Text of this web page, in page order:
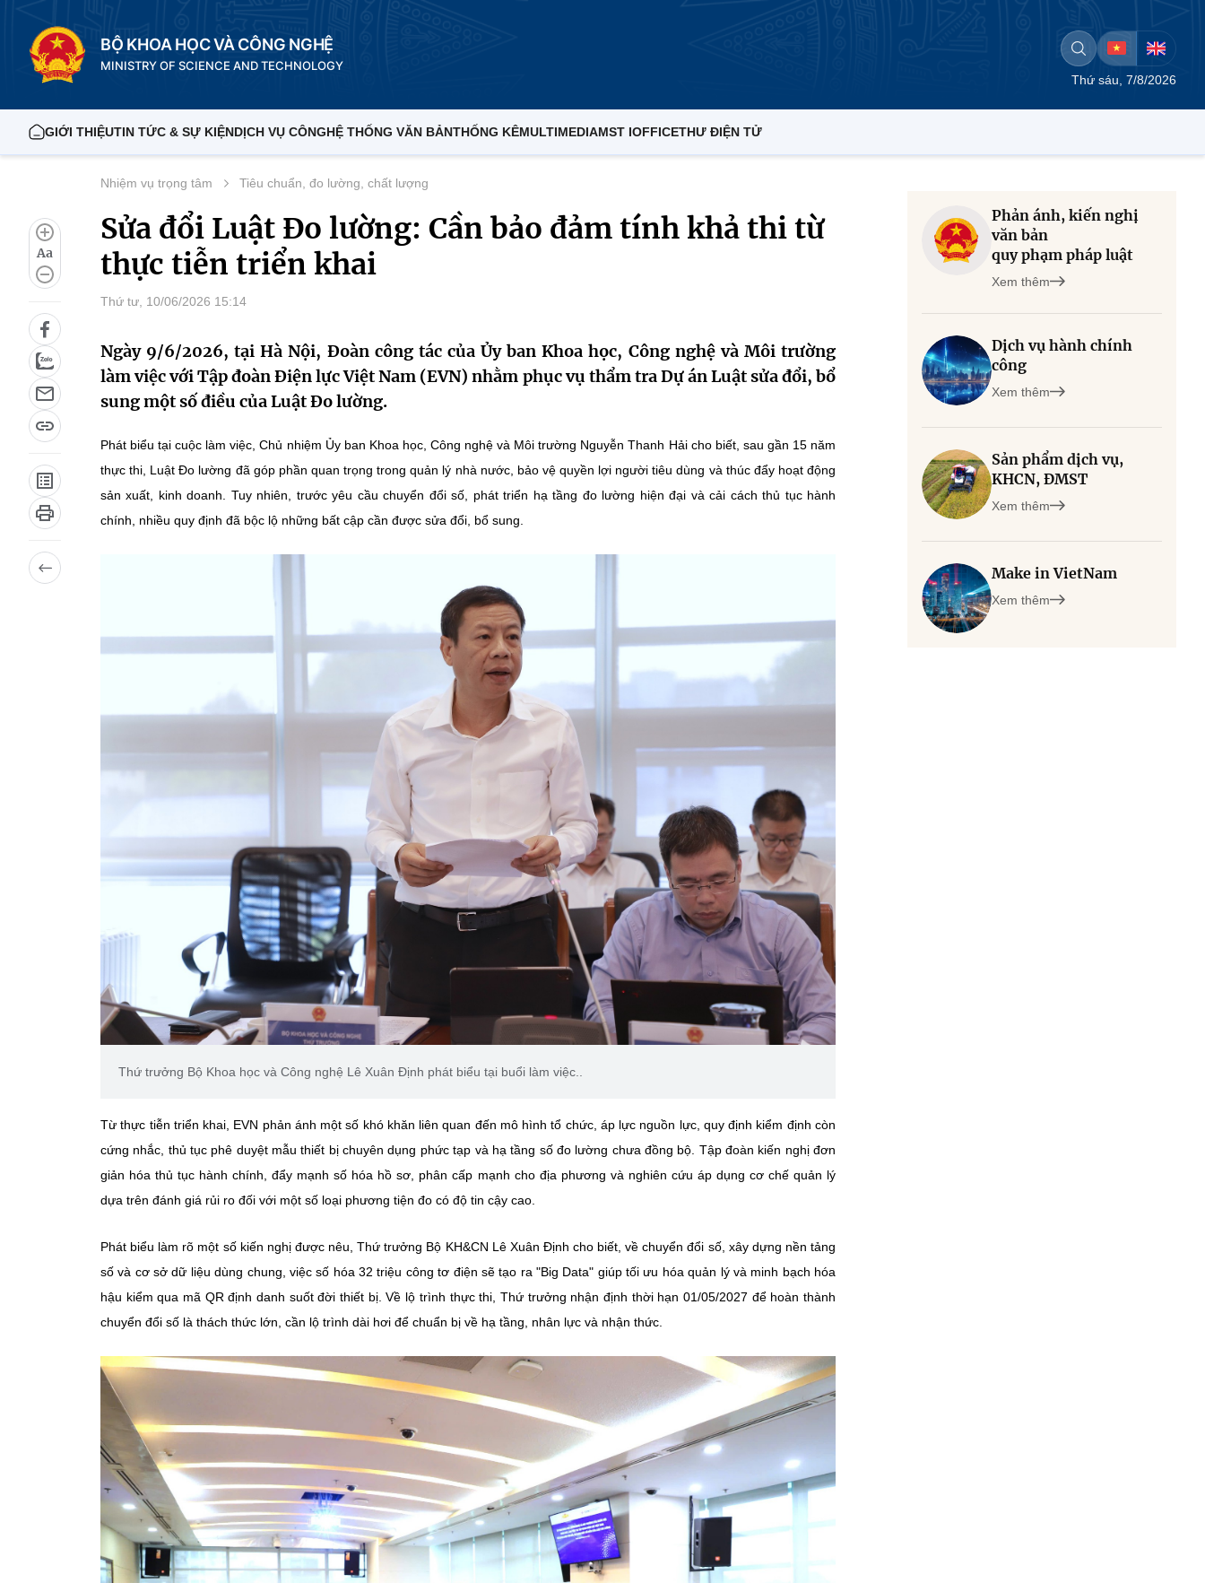
BỘ KHOA HỌC VÀ CÔNG NGHỆ
MINISTRY OF SCIENCE AND TECHNOLOGY
Thứ sáu, 7/8/2026
GIỚI THIỆUTIN TỨC & SỰ KIỆNDỊCH VỤ CÔNGHỆ THỐNG VĂN BẢNTHỐNG KÊMULTIMEDIAMST IOFFICETHƯ ĐIỆN TỬ
Aa
Nhiệm vụ trọng tâm Tiêu chuẩn, đo lường, chất lượng
Sửa đổi Luật Đo lường: Cần bảo đảm tính khả thi từ
thực tiễn triển khai
Thứ tư, 10/06/2026 15:14
Ngày 9/6/2026, tại Hà Nội, Đoàn công tác của Ủy ban Khoa học, Công nghệ và Môi trường
làm việc với Tập đoàn Điện lực Việt Nam (EVN) nhằm phục vụ thẩm tra Dự án Luật sửa đổi, bổ
sung một số điều của Luật Đo lường.
Phát biểu tại cuộc làm việc, Chủ nhiệm Ủy ban Khoa học, Công nghệ và Môi trường Nguyễn Thanh Hải cho biết, sau gần 15 năm
thực thi, Luật Đo lường đã góp phần quan trọng trong quản lý nhà nước, bảo vệ quyền lợi người tiêu dùng và thúc đẩy hoạt động
sản xuất, kinh doanh. Tuy nhiên, trước yêu cầu chuyển đổi số, phát triển hạ tầng đo lường hiện đại và cải cách thủ tục hành
chính, nhiều quy định đã bộc lộ những bất cập cần được sửa đổi, bổ sung.
Thứ trưởng Bộ Khoa học và Công nghệ Lê Xuân Định phát biểu tại buổi làm việc..
Từ thực tiễn triển khai, EVN phản ánh một số khó khăn liên quan đến mô hình tổ chức, áp lực nguồn lực, quy định kiểm định còn
cứng nhắc, thủ tục phê duyệt mẫu thiết bị chuyên dụng phức tạp và hạ tầng số đo lường chưa đồng bộ. Tập đoàn kiến nghị đơn
giản hóa thủ tục hành chính, đẩy mạnh số hóa hồ sơ, phân cấp mạnh cho địa phương và nghiên cứu áp dụng cơ chế quản lý
dựa trên đánh giá rủi ro đối với một số loại phương tiện đo có độ tin cậy cao.
Phát biểu làm rõ một số kiến nghị được nêu, Thứ trưởng Bộ KH&CN Lê Xuân Định cho biết, về chuyển đổi số, xây dựng nền tảng
số và cơ sở dữ liệu dùng chung, việc số hóa 32 triệu công tơ điện sẽ tạo ra "Big Data" giúp tối ưu hóa quản lý và minh bạch hóa
hậu kiểm qua mã QR định danh suốt đời thiết bị. Về lộ trình thực thi, Thứ trưởng nhận định thời hạn 01/05/2027 để hoàn thành
chuyển đổi số là thách thức lớn, cần lộ trình dài hơi để chuẩn bị về hạ tầng, nhân lực và nhận thức.
Phản ánh, kiến nghị
văn bản
quy phạm pháp luật
Xem thêm
Dịch vụ hành chính
công
Xem thêm
Sản phẩm dịch vụ,
KHCN, ĐMST
Xem thêm
Make in VietNam
Xem thêm